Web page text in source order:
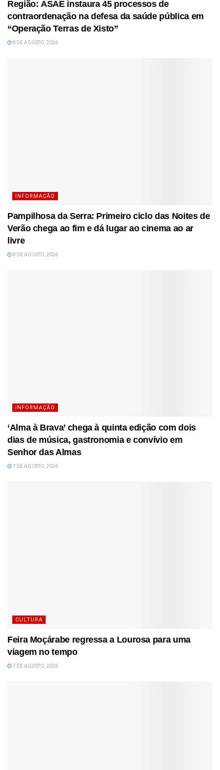
Região: ASAE instaura 45 processos de
contraordenação na defesa da saúde pública em
“Operação Terras de Xisto”
8 DE AGOSTO, 2026
INFORMAÇÃO
Pampilhosa da Serra: Primeiro ciclo das Noites de
Verão chega ao fim e dá lugar ao cinema ao ar
livre
8 DE AGOSTO, 2026
INFORMAÇÃO
‘Alma à Brava’ chega à quinta edição com dois
dias de música, gastronomia e convívio em
Senhor das Almas
7 DE AGOSTO, 2026
CULTURA
Feira Moçárabe regressa a Lourosa para uma
viagem no tempo
7 DE AGOSTO, 2026